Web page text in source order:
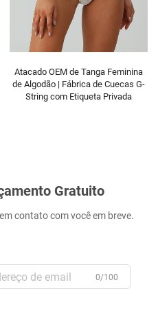
Atacado de Tanga de Algodão
Feminina com Cintura Alta | Fábrica
com Etiqueta Privada OEM em
Gratuito
contato com você em breve.
0/100